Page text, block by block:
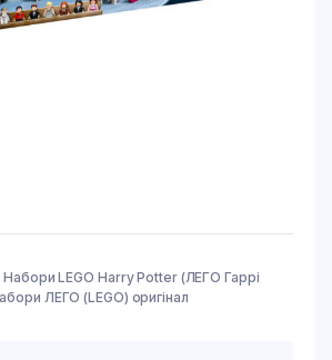
Набори LEGO Harry Potter (ЛЕГО Гаррі
ЛЕГО (LEGO) оригінал